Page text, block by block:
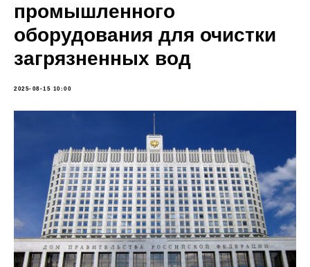
промышленного
оборудования для очистки
загрязненных вод
2025-08-15 10:00